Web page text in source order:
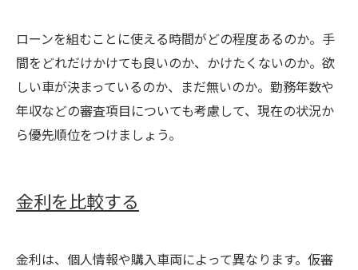
ローンを組むことに使える時間がどの程度あるのか。手
間をどれだけかけても良いのか、かけたくないのか。欲
しい車が決まっているのか、まだ無いのか。勤務年数や
年収などの審査項目についても考慮して、現在の状況か
ら優先順位をつけましょう。
金利を比較する
金利は、個人情報や購入車両によって異なります。仮審